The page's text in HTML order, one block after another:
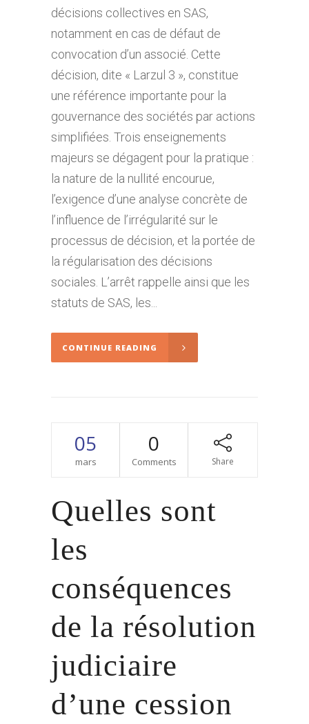
décisions collectives en SAS,
notamment en cas de défaut de
convocation d’un associé. Cette
décision, dite « Larzul 3 », constitue
une référence importante pour la
gouvernance des sociétés par actions
simplifiées. Trois enseignements
majeurs se dégagent pour la pratique :
la nature de la nullité encourue,
l’exigence d’une analyse concrète de
l’influence de l’irrégularité sur le
processus de décision, et la portée de
la régularisation des décisions
sociales. L’arrêt rappelle ainsi que les
statuts de SAS, les...
CONTINUE READING
05
mars
0
Comments Share
Quelles sont
les
conséquences
de la résolution
judiciaire
d’une cession